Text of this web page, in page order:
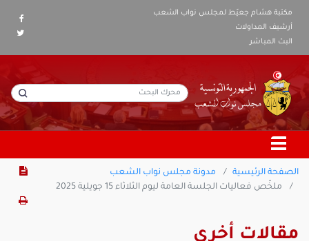
مكتبة هشام جعيّط لمجلس نواب الشعب
أرشيف المداولات
البث المباشر
الصفحة الرئيسية
مدونة مجلس نواب الشعب
ملخّص فعاليات الجلسة العامة ليوم الثلاثاء 15 جويلية 2025
مقالات أخرى